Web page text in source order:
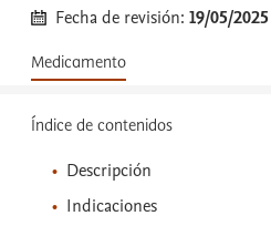
Fecha de revisión:19/05/2025
Medicamento
Índice de contenidos
Descripción
Indicaciones